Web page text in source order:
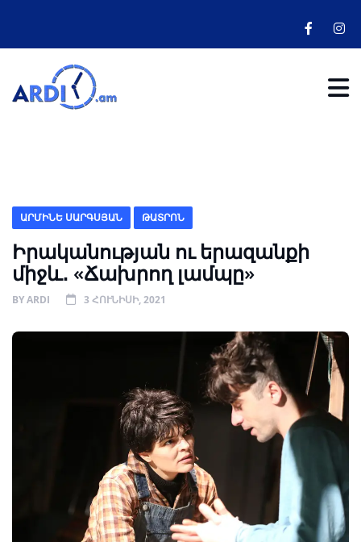
ԱՐՄԻՆԵ ՍԱՐԳՍՅԱՆ ԹԱՏՐՈՆ
Իրականության ու երազանքի
միջև․ «Ճախրող լամպը»
BYARDI 3 ՀՈՒՆԻՍԻ, 2021